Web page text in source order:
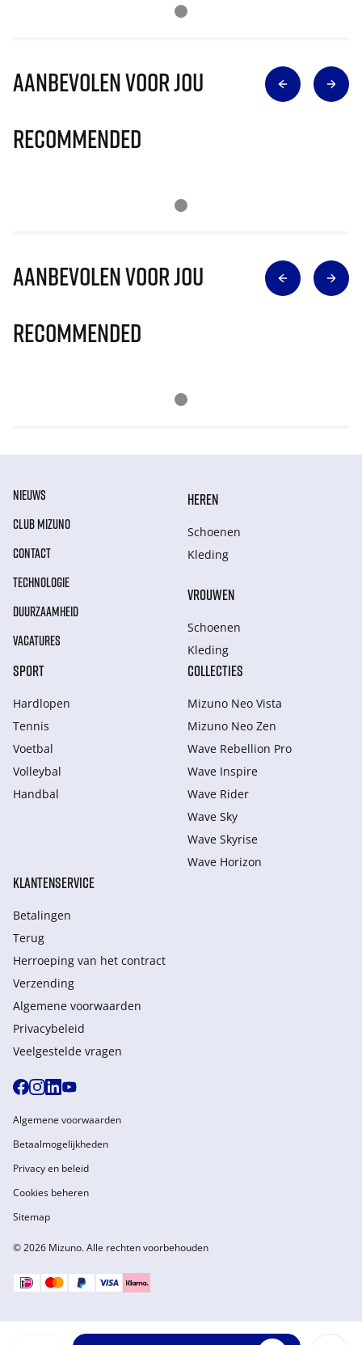
Aanbevolen voor jou
Recommended
Aanbevolen voor jou
Recommended
NIEUWS
CLUB MIZUNO
CONTACT
TECHNOLOGIE
DUURZAAMHEID
VACATURES
HEREN
Schoenen
Kleding
VROUWEN
Schoenen
Kleding
SPORT
Hardlopen
Tennis
Voetbal
Volleybal
Handbal
COLLECTIES
Mizuno Neo Vista
Mizuno Neo Zen
Wave Rebellion Pro
Wave Inspire
Wave Rider
Wave Sky
Wave Skyrise
Wave Horizon
KLANTENSERVICE
Betalingen
Terug
Herroeping van het contract
Verzending
Algemene voorwaarden
Privacybeleid
Veelgestelde vragen
© 2026 Mizuno. Alle rechten voorbehouden
Algemene voorwaarden
Betaalmogelijkheden
Privacy en beleid
Cookies beheren
Sitemap